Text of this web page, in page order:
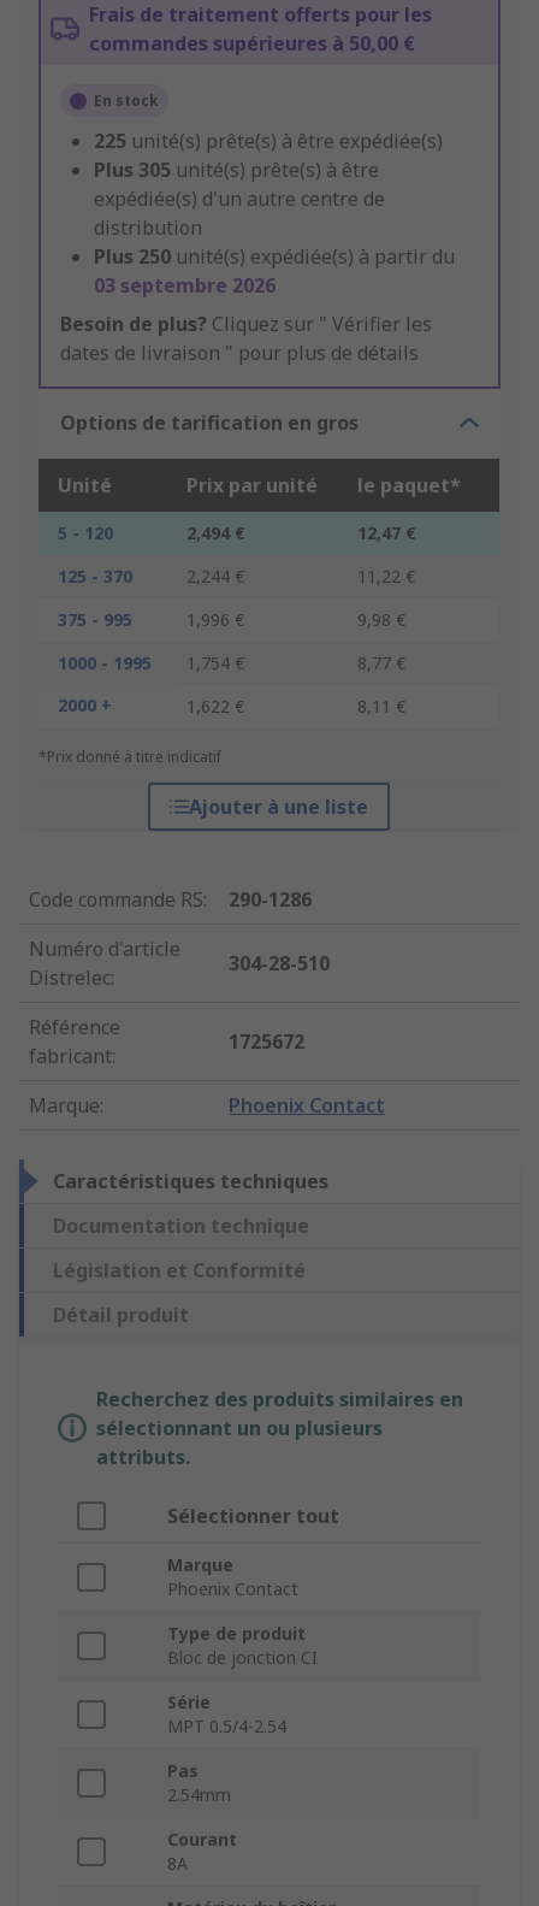
Frais de traitement offerts pour les
commandes supérieures à 50,00 €
En stock
225 unité(s) prête(s) à être expédiée(s)
Plus 305 unité(s) prête(s) à être
expédiée(s) d'un autre centre de
distribution
Plus 250 unité(s) expédiée(s) à partir du
03 septembre 2026
Besoin de plus? Cliquez sur " Vérifier les
dates de livraison " pour plus de détails
Options de tarification en gros
Unité Prix par unité le paquet*
5 - 120 2,494 €
12,47 €
125 - 370
2,244 €
11,22 €
375 - 995
1,996 €
9,98 €
1000 - 1995
1,754 €
8,77 €
2000 +
1,622 € 8,11 €
*Prix donné à titre indicatif
Ajouter à une liste
Code commande RS:
290-1286
Numéro d'article
Distrelec:
304-28-510
Référence
fabricant:
1725672
Marque: Phoenix Contact
Caractéristiques techniques
Documentation technique
Législation et Conformité
Détail produit
Recherchez des produits similaires en
sélectionnant un ou plusieurs
attributs.
Sélectionner tout
Marque
Phoenix Contact
Type de produit
Bloc de jonction CI
Série
MPT 0.5/4-2.54
Pas
2.54mm
Courant
8A